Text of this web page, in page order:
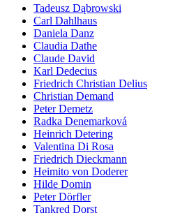
Tadeusz Dąbrowski
Carl Dahlhaus
Daniela Danz
Claudia Dathe
Claude David
Karl Dedecius
Friedrich Christian Delius
Christian Demand
Peter Demetz
Radka Denemarková
Heinrich Detering
Valentina Di Rosa
Friedrich Dieckmann
Heimito von Doderer
Hilde Domin
Peter Dörfler
Tankred Dorst